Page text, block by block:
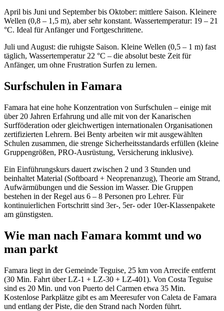
April bis Juni und September bis Oktober: mittlere Saison. Kleinere
Wellen (0,8 – 1,5 m), aber sehr konstant. Wassertemperatur: 19 – 21
°C. Ideal für Anfänger und Fortgeschrittene.
Juli und August: die ruhigste Saison. Kleine Wellen (0,5 – 1 m) fast
täglich, Wassertemperatur 22 °C – die absolut beste Zeit für
Anfänger, um ohne Frustration Surfen zu lernen.
Surfschulen in Famara
Famara hat eine hohe Konzentration von Surfschulen – einige mit
über 20 Jahren Erfahrung und alle mit von der Kanarischen
Surfföderation oder gleichwertigen internationalen Organisationen
zertifizierten Lehrern. Bei Benty arbeiten wir mit ausgewählten
Schulen zusammen, die strenge Sicherheitsstandards erfüllen (kleine
Gruppengrößen, PRO-Ausrüstung, Versicherung inklusive).
Ein Einführungskurs dauert zwischen 2 und 3 Stunden und
beinhaltet Material (Softboard + Neoprenanzug), Theorie am Strand,
Aufwärmübungen und die Session im Wasser. Die Gruppen
bestehen in der Regel aus 6 – 8 Personen pro Lehrer. Für
kontinuierlichen Fortschritt sind 3er-, 5er- oder 10er-Klassenpakete
am günstigsten.
Wie man nach Famara kommt und wo
man parkt
Famara liegt in der Gemeinde Teguise, 25 km von Arrecife entfernt
(30 Min. Fahrt über LZ-1 + LZ-30 + LZ-401). Von Costa Teguise
sind es 20 Min. und von Puerto del Carmen etwa 35 Min.
Kostenlose Parkplätze gibt es am Meeresufer von Caleta de Famara
und entlang der Piste, die den Strand nach Norden führt.